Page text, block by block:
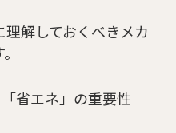
解しておくべきメカ
省エネ」の重要性